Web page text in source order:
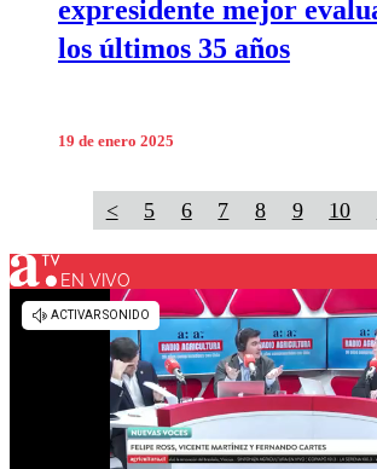
expresidente mejor
los últimos 35 años
19 de enero 2025
< 5 6 7 8 9 10
EN VIVO